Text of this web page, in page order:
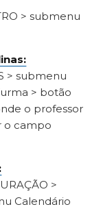
> submenu
> submenu
> botão
o professor
o campo
>
Calendário